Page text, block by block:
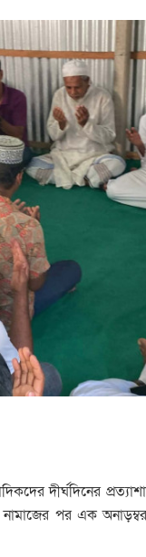
দীর্ঘদিনের
পর এক অনাড়ম্বর